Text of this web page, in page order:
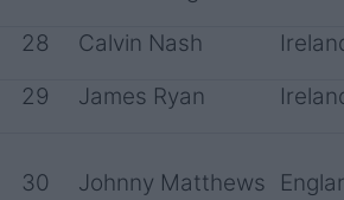
28
Calvin Nash
29
James Ryan
30 Johnny Matthews